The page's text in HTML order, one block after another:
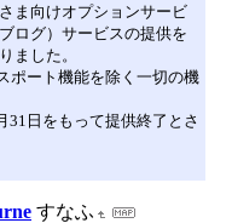
ま向けオプションサービ
ログ）サービスの提供を
ました。
ポート機能を除く一切の機
31日をもって提供終了とさ
すなふ